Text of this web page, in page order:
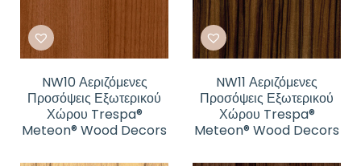
NW10 Αεριζόμενες
Προσόψεις Εξωτερικού
Χώρου Trespa®
Meteon® Wood Decors
NW11 Αεριζόμενες
Προσόψεις Εξωτερικού
Χώρου Trespa®
Meteon® Wood Decors